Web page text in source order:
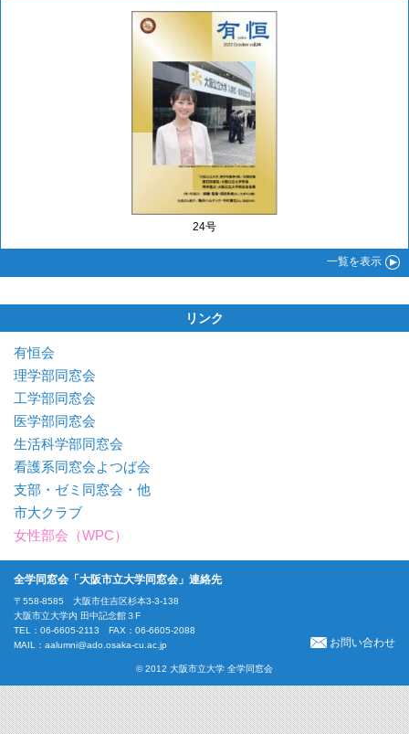
24号
一覧を表示
リンク
有恒会
理学部同窓会
工学部同窓会
医学部同窓会
生活科学部同窓会
看護系同窓会よつば会
支部・ゼミ同窓会・他
市大クラブ
女性部会（WPC）
全学同窓会「大阪市立大学同窓会」連絡先
〒558-8585 大阪市住吉区杉本3-3-138
大阪市立大学内 田中記念館３F
TEL：06-6605-2113 FAX：06-6605-2088
MAIL： aalumni@ado.osaka-cu.ac.jp お問い合わせ
© 2012 大阪市立大学 全学同窓会